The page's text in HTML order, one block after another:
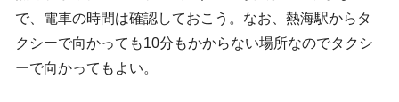
で、電車の時間は確認しておこう。なお、熱海駅からタ
クシーで向かっても10分もかからない場所なのでタクシ
ーで向かってもよい。